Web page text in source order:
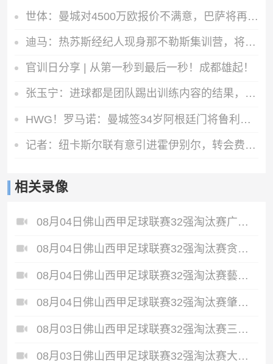
世体：曼城对4500万欧报价不满意，巴萨将再次报价罗德里
迪马：热苏斯经纪人现身那不勒斯集训营，将商谈球员转会可能性
官训日分享 | 从第一秒到最后一秒！成都雄起！
张玉宁：进球都是团队踢出训练内容的结果，祝贺蒋子承完成首秀
HWG！罗马诺：曼城签34岁阿根廷门将鲁利达协议，合同2+1
记者：纽卡斯尔联有意引进霍伊别尔，转会费1000万-1500万英镑
相关录像
08月04日佛山西甲足球联赛32强淘汰赛广东西南建设VS香港圣徒全场录像
08月04日佛山西甲足球联赛32强淘汰赛贪玩游戏VS美的薪火全场录像
08月04日佛山西甲足球联赛32强淘汰赛藝品高國際VS湛江狂狼·粵辉能源全场录像
08月04日佛山西甲足球联赛32强淘汰赛肇庆恒骏成VS三七互娱全场录像
08月03日佛山西甲足球联赛32强淘汰赛三水乐民兴健力宝VS中国澳门澳科精英全场录像
08月03日佛山西甲足球联赛32强淘汰赛大塘控股VS茂名市点都得全场录像